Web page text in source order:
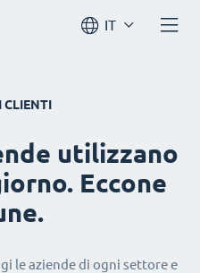
IT
CLIENTI
utilizzano
Eccone
le aziende di ogni settore e